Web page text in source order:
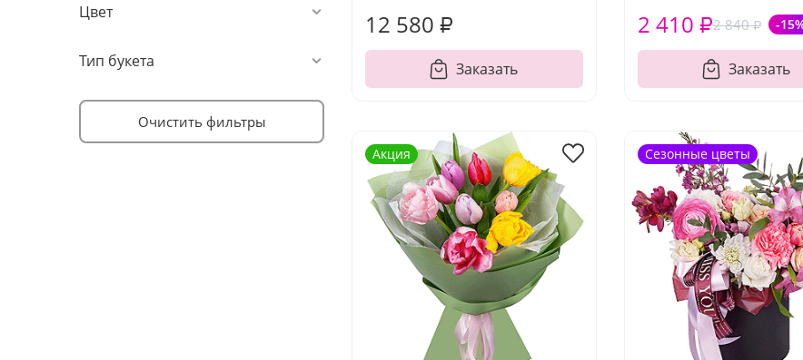
Цвет
Тип букета
Очистить фильтры
12 580 ₽
Заказать
2 840 ₽ -
2 410 ₽
Заказать
Акция Сезонные цветы